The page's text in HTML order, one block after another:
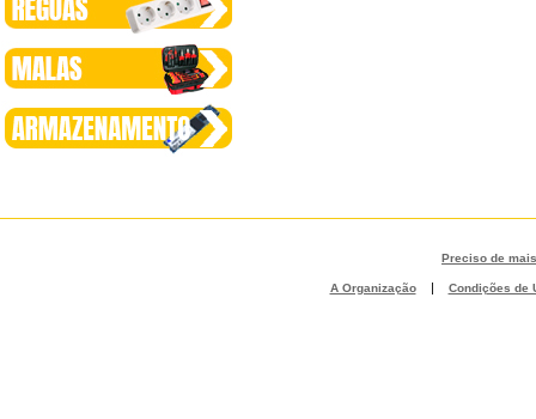
Preciso de
A Organização | Condições de